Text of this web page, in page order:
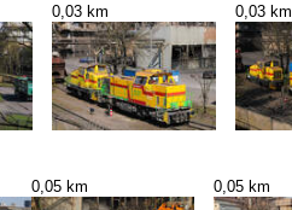
0,03 km 0,03 km
0,05 km 0,05 km